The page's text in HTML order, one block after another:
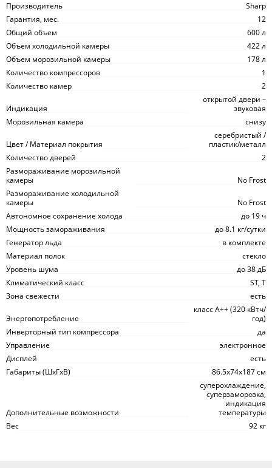
Производитель
Sharp
Гарантия, мес.
12
Общий объем
600 л
Объем холодильной камеры
422 л
Объем морозильной камеры
178 л
Количество компрессоров
1
Количество камер
2
Индикация
открытой двери –
звуковая
Морозильная камера
снизу
Цвет / Материал покрытия
серебристый /
пластик/металл
Количество дверей
2
Размораживание морозильной
камеры
No Frost
Размораживание холодильной
камеры
No Frost
Автономное сохранение холода
до 19 ч
Мощность замораживания
до 8.1 кг/cутки
Генератор льда
в комплекте
Материал полок
стекло
Уровень шума
до 38 дБ
Климатический класс
ST, T
Зона свежести
есть
Энергопотребление
класс A++ (320 кВтч/
год)
Инверторный тип компрессора
да
Управление
электронное
Дисплей
есть
Габариты (ШxГxВ)
86.5x74x187 см
Дополнительные возможности
суперохлаждение,
суперзаморозка,
индикация
температуры
Вес
92 кг